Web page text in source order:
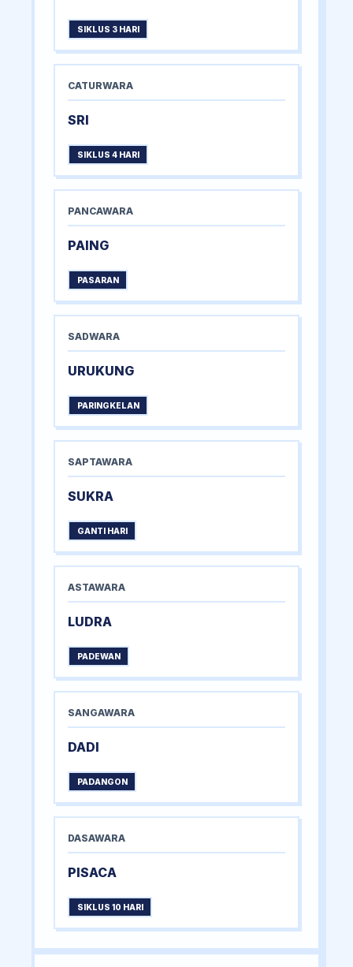
SIKLUS 3 HARI
CATURWARA
SRI
SIKLUS 4 HARI
PANCAWARA
PAING
PASARAN
SADWARA
URUKUNG
PARINGKELAN
SAPTAWARA
SUKRA
GANTI HARI
ASTAWARA
LUDRA
PADEWAN
SANGAWARA
DADI
PADANGON
DASAWARA
PISACA
SIKLUS 10 HARI